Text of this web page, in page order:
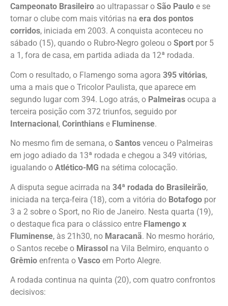
Campeonato Brasileiro ao ultrapassar o São Paulo e se
tornar o clube com mais vitórias na era dos pontos
corridos, iniciada em 2003. A conquista aconteceu no
sábado (15), quando o Rubro-Negro goleou o Sport por 5
a 1, fora de casa, em partida adiada da 12ª rodada.
Com o resultado, o Flamengo soma agora 395 vitórias,
uma a mais que o Tricolor Paulista, que aparece em
segundo lugar com 394. Logo atrás, o Palmeiras ocupa a
terceira posição com 372 triunfos, seguido por
Internacional, Corinthians e Fluminense.
No mesmo fim de semana, o Santos venceu o Palmeiras
em jogo adiado da 13ª rodada e chegou a 349 vitórias,
igualando o Atlético-MG na sétima colocação.
A disputa segue acirrada na 34ª rodada do Brasileirão,
iniciada na terça-feira (18), com a vitória do Botafogo por
3 a 2 sobre o Sport, no Rio de Janeiro. Nesta quarta (19),
o destaque fica para o clássico entre Flamengo x
Fluminense, às 21h30, no Maracanã. No mesmo horário,
o Santos recebe o Mirassol na Vila Belmiro, enquanto o
Grêmio enfrenta o Vasco em Porto Alegre.
A rodada continua na quinta (20), com quatro confrontos
decisivos: